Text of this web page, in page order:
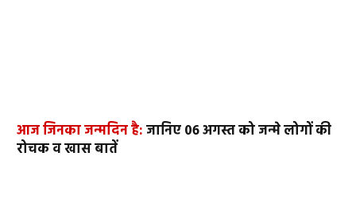
आज जिनका जन्मदिन है:जानिए 06 अगस्त को जन्मे लोगों की
रोचक व खास बातें